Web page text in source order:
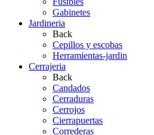
Gabinetes
Jardineria
Back
Cepillos y escobas
Herramientas-jardin
Cerrajeria
Back
Candados
Cerraduras
Cerrojos
Cierrapuertas
Correderas